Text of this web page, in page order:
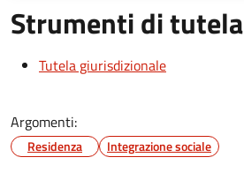
Strumenti di tutela
Tutela giurisdizionale
Argomenti:
Residenza Integrazione sociale